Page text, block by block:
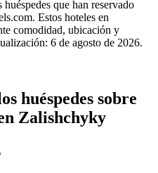
que han reservado
Estos hoteles en
comodidad, ubicación y
6 de agosto de 2026.
huéspedes sobre
Zalishchyky